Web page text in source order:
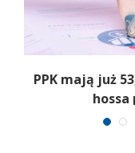
PPK mają już
hossa